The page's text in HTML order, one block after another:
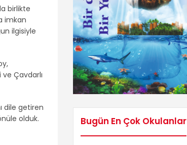
birlikte
imkan
ilgisiyle
ve Çavdarlı
dile getiren
olduk.
Bugün En Çok Okulanlar